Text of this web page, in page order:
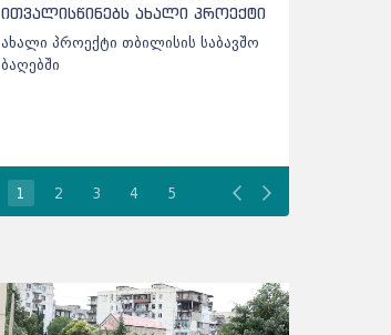
1 2 3 4 5
ითვალისწინებს ახალი პროექტი
ახალი პროექტი თბილისის საბავშო
ბაღებში